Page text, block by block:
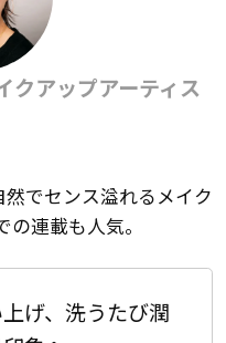
クアップアーティス
でセンス溢れるメイク
連載も人気。
げ、洗うたび潤